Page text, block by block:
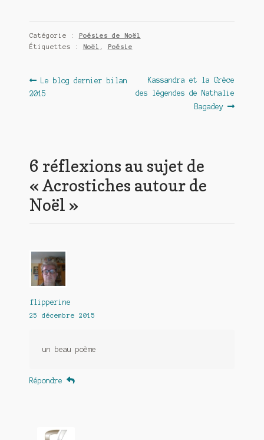
Catégorie : Poésies de Noël
Étiquettes : Noël , Poésie
Navigation
de
Article
précédent :
Le blog dernier bilan
2015
Article
suivant :
Kassandra et la Grèce
des légendes de Nathalie
Bagadey
6 réflexions au sujet de
« Acrostiches autour de
Noël »
flipperine
25 décembre 2015
un beau poème
Répondre